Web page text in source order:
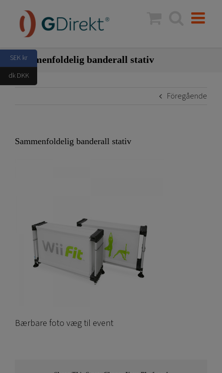
innehållet
Sammenfoldelig banderall stativ
Föregående
Sammenfoldelig banderall stativ
Bærbare foto væg til event
SEK kr
dk DKK